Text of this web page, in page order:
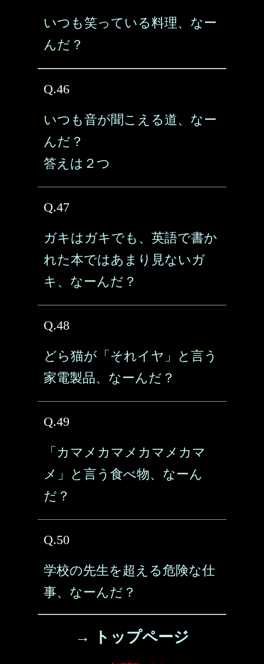
いつも笑っている料理、なー
んだ？
Q.46
いつも音が聞こえる道、なー
んだ？
答えは２つ
Q.47
ガキはガキでも、英語で書か
れた本ではあまり見ないガ
キ、なーんだ？
Q.48
どら猫が「それイヤ」と言う
家電製品、なーんだ？
Q.49
「カマメカマメカマメカマ
メ」と言う食べ物、なーん
だ？
Q.50
学校の先生を超える危険な仕
事、なーんだ？
→ トップページ